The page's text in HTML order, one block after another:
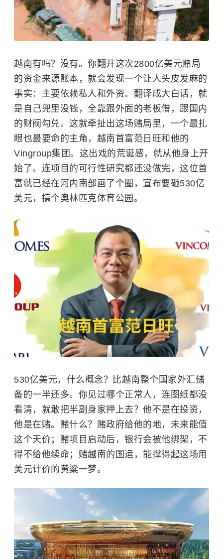
越南有吗？没有。你翻开这次2800亿美元赌局
的资金来源账本，就会发现一个让人头皮发麻的
事实：主要依赖私人和外资。翻译成大白话，就
是自己兜里没钱，全靠跟外面的老板借，跟国内
的财阀勾兑。这就牵扯出这场赌局里，一个最扎
眼也最要命的主角，越南首富范日旺和他的
Vingroup集团。这出戏的荒诞感，就从他身上开
始了。连项目的可行性研究都还没做完，这位首
富就已经在河内南部画了个圈，宣布要砸530亿
美元，搞个奥林匹克体育公园。
530亿美元，什么概念？比越南整个国家外汇储
备的一半还多。你见过哪个正常人，连图纸都没
看清，就敢把半副身家押上去？他不是在投资，
他是在赌。赌什么？赌政府给他的地，未来能值
这个天价；赌项目启动后，银行会被他绑架，不
得不给他续命；赌越南的国运，能撑得起这场用
美元计价的黄粱一梦。